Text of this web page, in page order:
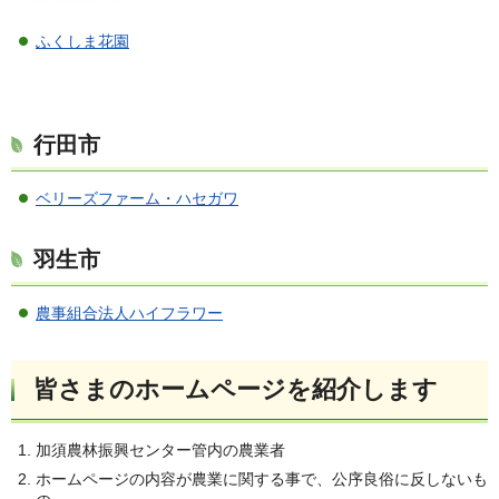
ふくしま花園
行田市
ベリーズファーム・ハセガワ
羽生市
農事組合法人ハイフラワー
皆さまのホームページを紹介します
加須農林振興センター管内の農業者
ホームページの内容が農業に関する事で、公序良俗に反しないも